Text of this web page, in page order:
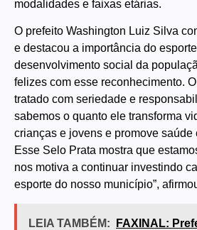
modalidades e faixas etárias.
O prefeito Washington Luiz Silva
e destacou a importância do
desenvolvimento social da
felizes com esse reconhecimento.
tratado com seriedade e
sabemos o quanto ele transforma
crianças e jovens e promove saúde
Esse Selo Prata mostra que
nos motiva a continuar investindo
esporte do nosso município”,
LEIA TAMBÉM:
FAXINAL: